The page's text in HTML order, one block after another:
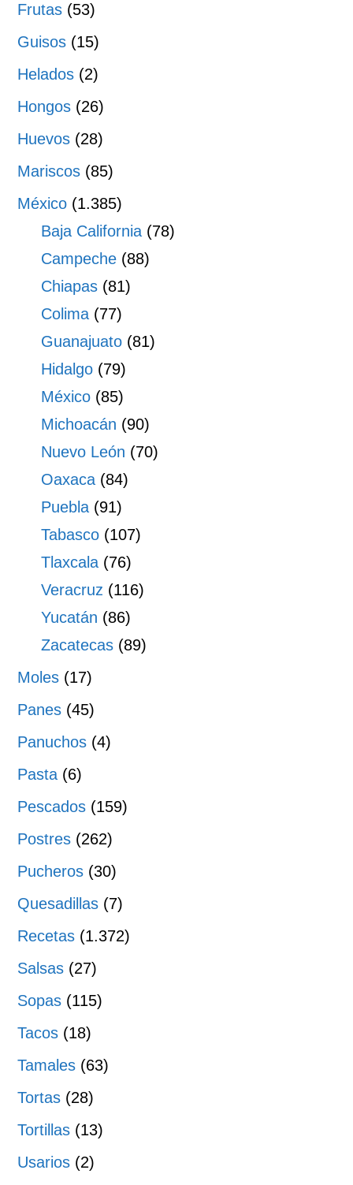
Frutas (53)
Guisos (15)
Helados (2)
Hongos (26)
Huevos (28)
Mariscos (85)
México (1.385)
Baja California (78)
Campeche (88)
Chiapas (81)
Colima (77)
Guanajuato (81)
Hidalgo (79)
México (85)
Michoacán (90)
Nuevo León (70)
Oaxaca (84)
Puebla (91)
Tabasco (107)
Tlaxcala (76)
Veracruz (116)
Yucatán (86)
Zacatecas (89)
Moles (17)
Panes (45)
Panuchos (4)
Pasta (6)
Pescados (159)
Postres (262)
Pucheros (30)
Quesadillas (7)
Recetas (1.372)
Salsas (27)
Sopas (115)
Tacos (18)
Tamales (63)
Tortas (28)
Tortillas (13)
Usarios (2)